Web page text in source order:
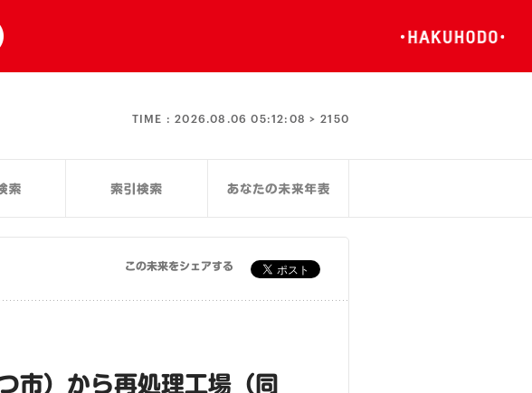
TIME :2026.08.06 05:12:09 > 2150
この未来をシェアする
市）から再処理工場（同